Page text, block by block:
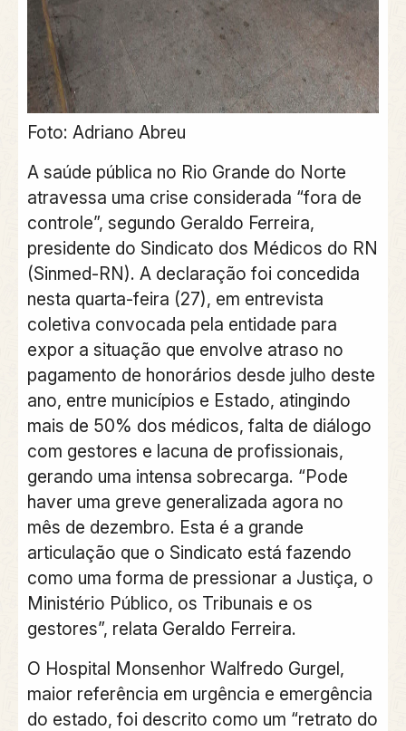
Foto: Adriano Abreu
A saúde pública no Rio Grande do Norte
atravessa uma crise considerada “fora de
controle”, segundo Geraldo Ferreira,
presidente do Sindicato dos Médicos do RN
(Sinmed-RN). A declaração foi concedida
nesta quarta-feira (27), em entrevista
coletiva convocada pela entidade para
expor a situação que envolve atraso no
pagamento de honorários desde julho deste
ano, entre municípios e Estado, atingindo
mais de 50% dos médicos, falta de diálogo
com gestores e lacuna de profissionais,
gerando uma intensa sobrecarga. “Pode
haver uma greve generalizada agora no
mês de dezembro. Esta é a grande
articulação que o Sindicato está fazendo
como uma forma de pressionar a Justiça, o
Ministério Público, os Tribunais e os
gestores”, relata Geraldo Ferreira.
O Hospital Monsenhor Walfredo Gurgel,
maior referência em urgência e emergência
do estado, foi descrito como um “retrato do